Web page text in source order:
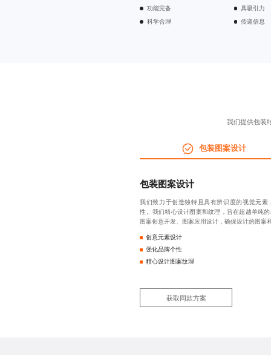
功能完备
具吸引力
科学合理
传递信息
我们提供包装
包装图案设计
包装图案设计
我们致力于创造独特且具有辨识度的视觉元素
性。我们精心设计图案和纹理，旨在超越单纯
图案创意开发、图案应用设计，确保设计的图案
创意元素设计
强化品牌个性
精心设计图案纹理
获取同款方案